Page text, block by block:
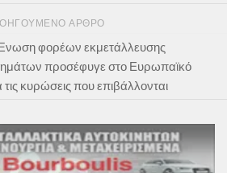
ΆΡΘΡΟ
φορέων εκμετάλλευσης
προσέφυγε στο Ευρωπαϊκό
τις κυρώσεις που επιβάλλονται